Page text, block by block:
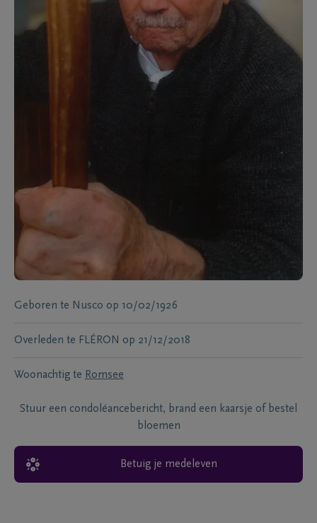
Geboren te Nusco op 10/02/1926
Overleden te FLÉRON op 21/12/2018
Woonachtig te Romsee
Stuur een condoléancebericht, brand een kaarsje of bestel
bloemen
Betuig je medeleven